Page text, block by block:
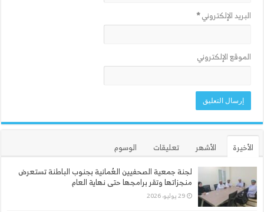
البريد الإلكتروني*
الموقع الإلكتروني
الأخيرة الأشهر تعليقات
الوسوم
لجنة جمعية الصحفيين العُمانية بجنوب الباطنة تستعرض
منجزاتها وتقر برامجها حتى نهاية العام
29 يوليو، 2026